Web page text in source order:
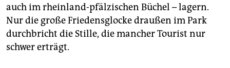
auch im rheinland-pfälzischen Büchel – lagern.
Nur die große Friedensglocke draußen im Park
durchbricht die Stille, die mancher Tourist nur
schwer erträgt.